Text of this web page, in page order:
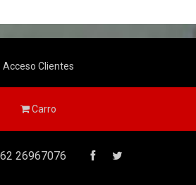
Acceso Clientes
Carro
26967076